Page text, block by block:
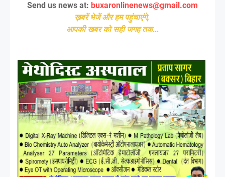
Send us news at: buxaronlinenews@gmail.com
ख़बरें भेजें और हम पहुंचाएंगे,
आपकी खबर को सही जगह तक...